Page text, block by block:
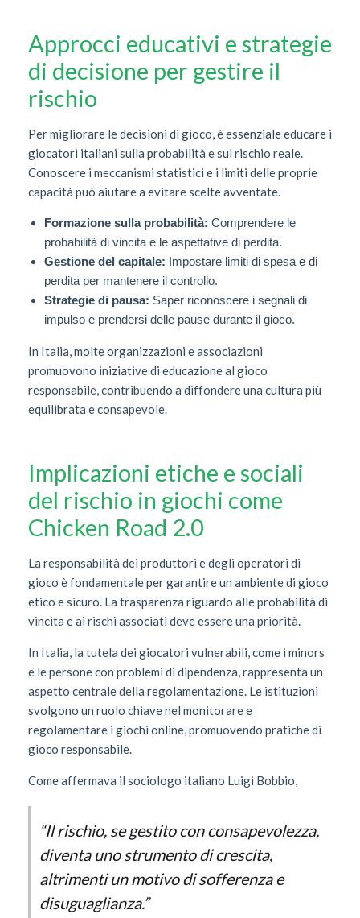
Approcci educativi e strategie
di decisione per gestire il
rischio
Per migliorare le decisioni di gioco, è essenziale educare i
giocatori italiani sulla probabilità e sul rischio reale.
Conoscere i meccanismi statistici e i limiti delle proprie
capacità può aiutare a evitare scelte avventate.
Formazione sulla probabilità: Comprendere le
probabilità di vincita e le aspettative di perdita.
Gestione del capitale: Impostare limiti di spesa e di
perdita per mantenere il controllo.
Strategie di pausa: Saper riconoscere i segnali di
impulso e prendersi delle pause durante il gioco.
In Italia, molte organizzazioni e associazioni
promuovono iniziative di educazione al gioco
responsabile, contribuendo a diffondere una cultura più
equilibrata e consapevole.
Implicazioni etiche e sociali
del rischio in giochi come
Chicken Road 2.0
La responsabilità dei produttori e degli operatori di
gioco è fondamentale per garantire un ambiente di gioco
etico e sicuro. La trasparenza riguardo alle probabilità di
vincita e ai rischi associati deve essere una priorità.
In Italia, la tutela dei giocatori vulnerabili, come i minors
e le persone con problemi di dipendenza, rappresenta un
aspetto centrale della regolamentazione. Le istituzioni
svolgono un ruolo chiave nel monitorare e
regolamentare i giochi online, promuovendo pratiche di
gioco responsabile.
Come affermava il sociologo italiano Luigi Bobbio,
“Il rischio, se gestito con consapevolezza,
diventa uno strumento di crescita,
altrimenti un motivo di sofferenza e
disuguaglianza.”